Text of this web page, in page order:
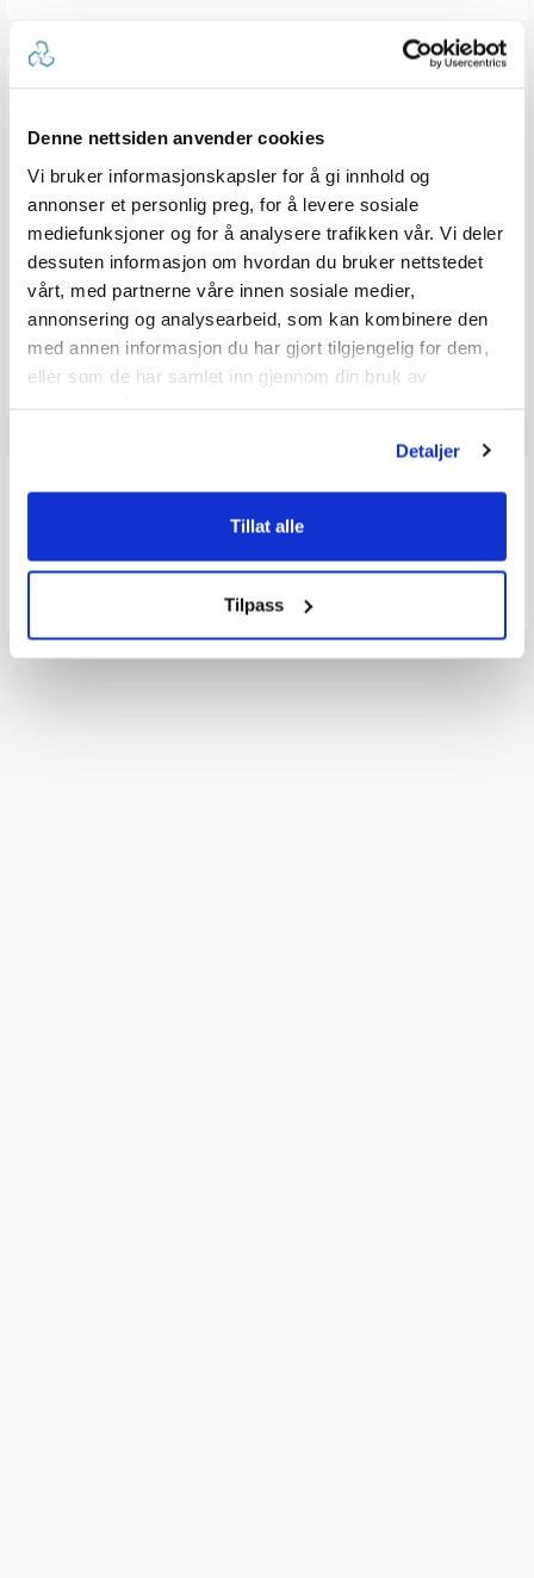
Denne nettsiden anvender cookies
Vi bruker informasjonskapsler for å gi innhold og
annonser et personlig preg, for å levere sosiale
mediefunksjoner og for å analysere trafikken vår. Vi deler
dessuten informasjon om hvordan du bruker nettstedet
vårt, med partnerne våre innen sosiale medier,
annonsering og analysearbeid, som kan kombinere den
med annen informasjon du har gjort tilgjengelig for dem,
eller som de har samlet inn gjennom din bruk av
Detaljer
Tillat alle
Tilpass
Karakter: 5 av 5 mulige
2 stemmer
Karakter: 4 av 5 mulige
stemmer
Karakter: 3 av 5 mulige
0 stemmer
Karakter: 2 av 5 mulige
0stemmer
Karakter: 1 av 5 mulige
0 stemmer
5.0
5.0
av
mulige
Basert på 2 stemmer og
0 omtaler
Vær oppmerksom på at noen kunder gir en rating uten å skrive en
review, og at antallet ratings derfor vil være forskjellig fra antall
reviews.
Q & A
Send spørsmålet ditt